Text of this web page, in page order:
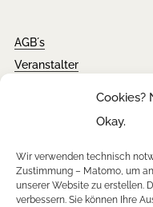
Cookies?
Okay.
Wir verwenden technisch
Zustimmung – Matomo, um
unserer Website zu erstellen.
verbessern. Sie können Ihre
AGB´s
Veranstalter
Tickets
FAQ´s